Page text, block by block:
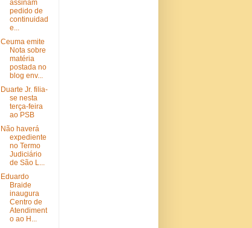
assinam
pedido de
continuidad
e...
Ceuma emite
Nota sobre
matéria
postada no
blog env...
Duarte Jr. filia-
se nesta
terça-feira
ao PSB
Não haverá
expediente
no Termo
Judiciário
de São L...
Eduardo
Braide
inaugura
Centro de
Atendiment
o ao H...